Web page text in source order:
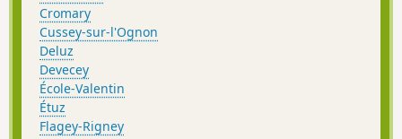
Cromary
Cussey-sur-l'Ognon
Deluz
Devecey
École-Valentin
Étuz
Flagey-Rigney